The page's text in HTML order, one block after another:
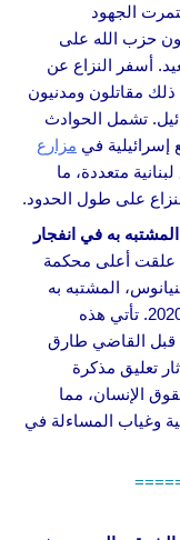
الجهود
حزب الله على
أسفر النزاع عن
في ذلك مقاتلون ومدنيون
تشمل الحوادث
إسرائيلية في مزارع
متعددة، ما
على طول الحدود.
به في انفجار
16 يناير 2024، علقت أعلى محكمة
المشتبه به
الرئيسي في قضية انفجار مرفأ بيروت لعام 2020. تأتي هذه
قبل القاضي طارق
أثار تعليق مذكرة
الإنسان، مما
وغياب المساءلة في